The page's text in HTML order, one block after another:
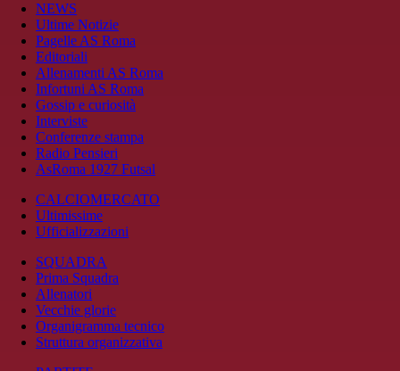
NEWS
Ultime Notizie
Pagelle AS Roma
Editoriali
Allenamenti AS Roma
Infortuni AS Roma
Gossip e curiosità
Interviste
Conferenze stampa
Radio Pensieri
AsRoma 1927 Futsal
CALCIOMERCATO
Ultimissime
Ufficializzazioni
SQUADRA
Prima Squadra
Allenatori
Vecchie glorie
Organigramma tecnico
Struttura organizzativa